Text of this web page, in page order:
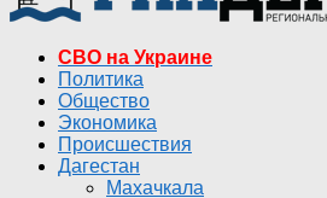
СВО на Украине
Политика
Общество
Экономика
Происшествия
Дагестан
Махачкала